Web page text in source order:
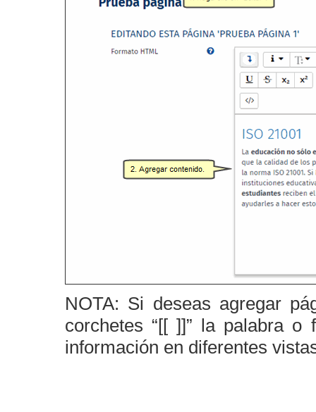
NOTA: Si deseas agregar
corchetes “[[ ]]” la palabra
información en diferentes